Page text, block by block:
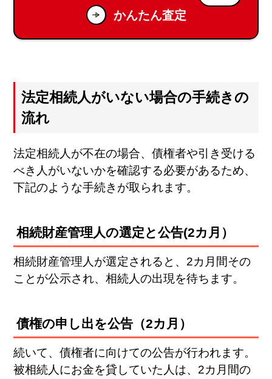
かんたん査定
法定相続人がいない場合の手続きの
流れ
法定相続人が不在の場合、債権者や引き受ける
べき人がいないかを確認する必要があるため、
下記のような手続きが取られます。
相続財産管理人の選定と公告(2カ月）
相続財産管理人が選定されると、2カ月間その
ことが公示され、相続人の出現を待ちます。
債権の申し出を公告（2カ月）
続いて、債権者に向けての公告が行われます。
被相続人にお金を貸していた人は、2カ月間の